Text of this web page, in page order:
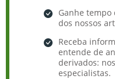
Ganhe tempo
dos nossos
Receba
entende de
derivados:
especialistas.